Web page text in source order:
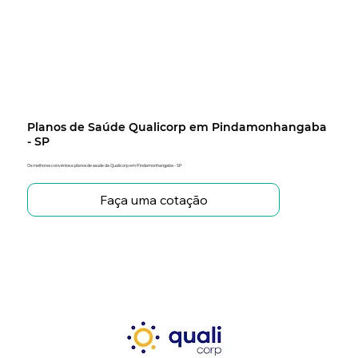
Planos de Saúde Qualicorp em Pindamonhangaba
- SP
Os melhores convênios e planos de saúde da Qualicorp em Pindamonhangaba - SP
Faça uma cotação